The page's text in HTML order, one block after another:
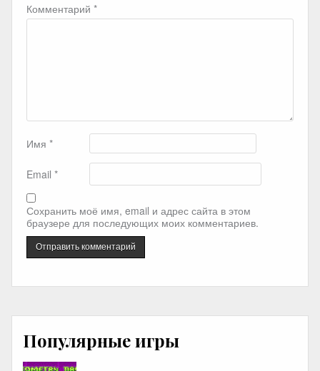
Комментарий *
Имя *
Email *
Сохранить моё имя, email и адрес сайта в этом
браузере для последующих моих комментариев.
Популярные игры